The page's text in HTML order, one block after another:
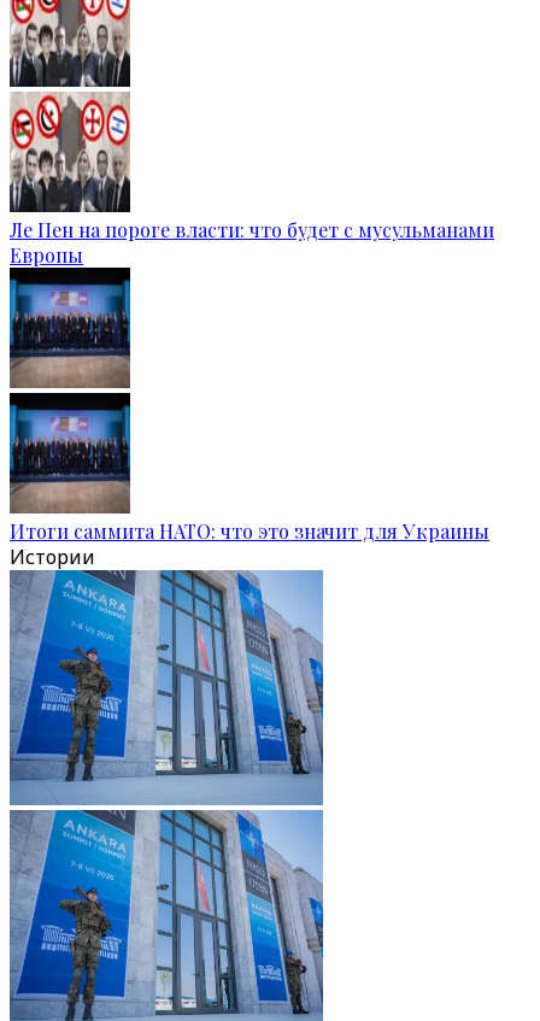
Ле Пен на пороге власти: что будет с мусульманами
Европы
Итоги саммита НАТО: что это значит для Украины
Истории